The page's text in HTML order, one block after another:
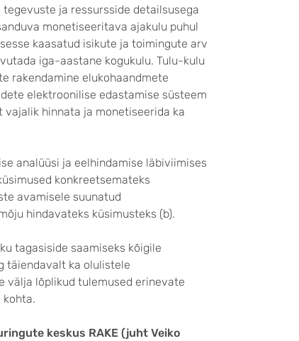
ja ressursside detailsusega
monetiseeritava ajakulu puhul
kaasatud isikute ja toimingute arv
iga-aastane kogukulu. Tulu-kulu
rakendamine elukohaandmete
elektroonilise edastamise süsteem
vajalik hinnata ja monetiseerida ka
analüüsi ja eelhindamise läbiviimises
konkreetsemateks
avamisele suunatud
hindavateks küsimusteks (b).
tagasiside saamiseks kõigile
täiendavalt ka olulistele
välja lõplikud tulemused erinevate
kohta.
keskus RAKE (juht Veiko